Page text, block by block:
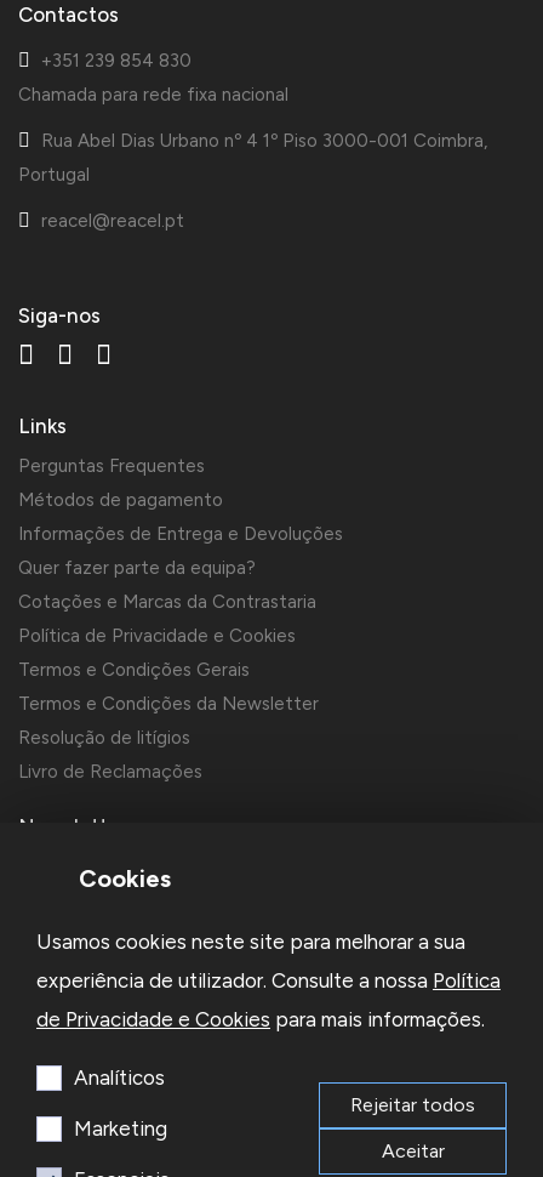
Contactos
+351 239 854 830
Chamada para rede fixa nacional
Rua Abel Dias Urbano nº 4 1º Piso 3000-001 Coimbra,
Portugal
reacel@reacel.pt
Siga-nos
Links
Perguntas Frequentes
Métodos de pagamento
Informações de Entrega e Devoluções
Quer fazer parte da equipa?
Cotações e Marcas da Contrastaria
Política de Privacidade e Cookies
Termos e Condições Gerais
Termos e Condições da Newsletter
Resolução de litígios
Livro de Reclamações
Newsletter
Li e aceito aPolítica de Privacidadee os Termos e Condições
Subscrever
Cookies
Usamos cookies neste site para melhorar a sua
experiência de utilizador. Consulte a nossa Política
de Privacidade e Cookies para mais informações.
Analíticos
Marketing
Rejeitar todos
Aceitar